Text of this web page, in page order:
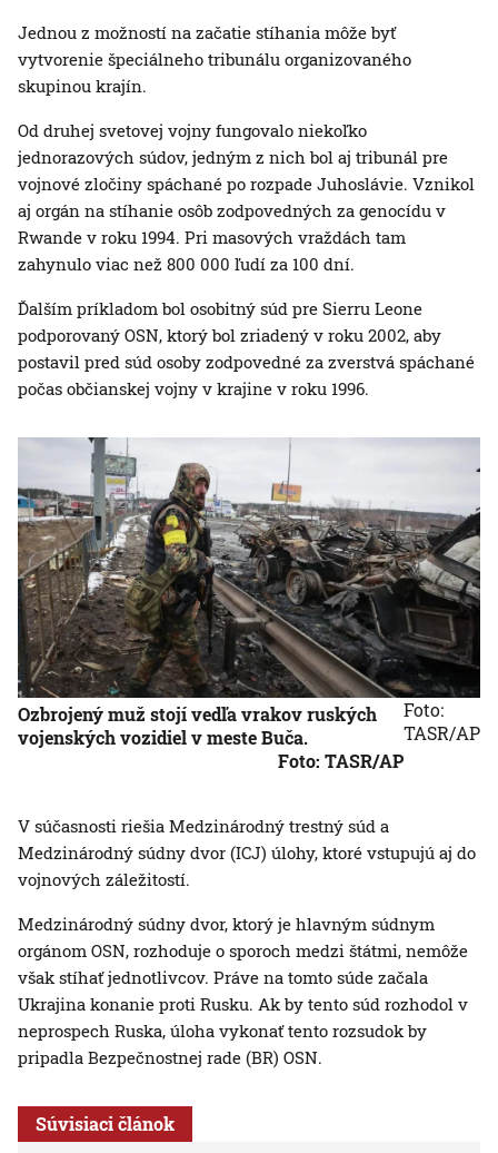
Jednou z možností na začatie stíhania môže byť
vytvorenie špeciálneho tribunálu organizovaného
skupinou krajín.
Od druhej svetovej vojny fungovalo niekoľko
jednorazových súdov, jedným z nich bol aj tribunál pre
vojnové zločiny spáchané po rozpade Juhoslávie. Vznikol
aj orgán na stíhanie osôb zodpovedných za genocídu v
Rwande v roku 1994. Pri masových vraždách tam
zahynulo viac než 800 000 ľudí za 100 dní.
Ďalším príkladom bol osobitný súd pre Sierru Leone
podporovaný OSN, ktorý bol zriadený v roku 2002, aby
postavil pred súd osoby zodpovedné za zverstvá spáchané
počas občianskej vojny v krajine v roku 1996.
Ozbrojený muž stojí vedľa vrakov ruských
vojenských vozidiel v meste Buča.
Foto: TASR/AP
Foto:
TASR/AP
V súčasnosti riešia Medzinárodný trestný súd a
Medzinárodný súdny dvor (ICJ) úlohy, ktoré vstupujú aj do
vojnových záležitostí.
Medzinárodný súdny dvor, ktorý je hlavným súdnym
orgánom OSN, rozhoduje o sporoch medzi štátmi, nemôže
však stíhať jednotlivcov. Práve na tomto súde začala
Ukrajina konanie proti Rusku. Ak by tento súd rozhodol v
neprospech Ruska, úloha vykonať tento rozsudok by
pripadla Bezpečnostnej rade (BR) OSN.
Súvisiaci článok